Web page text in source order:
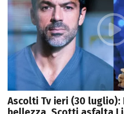
Ascolti Tv ieri (30 luglio):